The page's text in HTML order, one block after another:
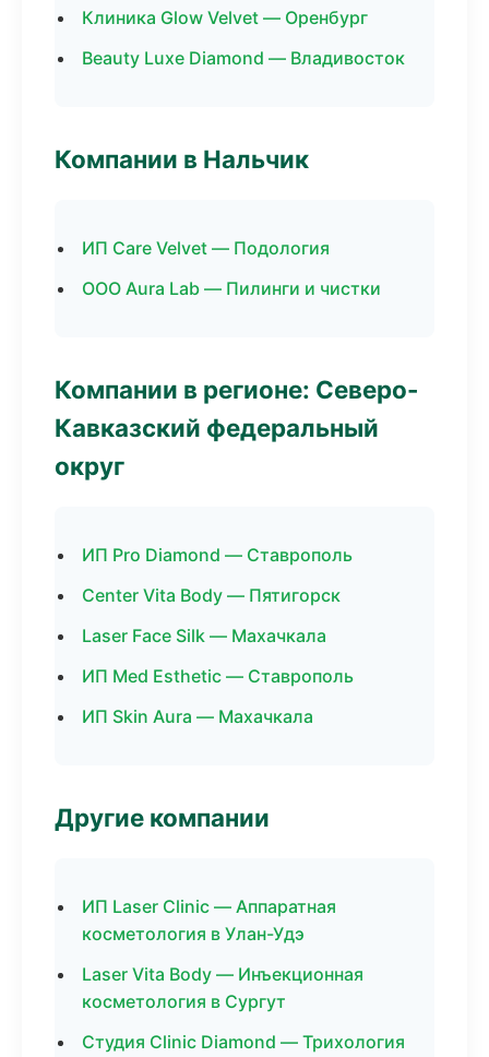
Клиника Glow Velvet — Оренбург
Beauty Luxe Diamond — Владивосток
Компании в Нальчик
ИП Care Velvet — Подология
ООО Aura Lab — Пилинги и чистки
Компании в регионе: Северо-
Кавказский федеральный
округ
ИП Pro Diamond — Ставрополь
Center Vita Body — Пятигорск
Laser Face Silk — Махачкала
ИП Med Esthetic — Ставрополь
ИП Skin Aura — Махачкала
Другие компании
ИП Laser Clinic — Аппаратная
косметология в Улан-Удэ
Laser Vita Body — Инъекционная
косметология в Сургут
Студия Clinic Diamond — Трихология